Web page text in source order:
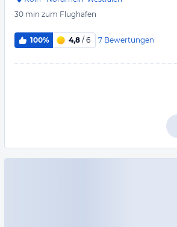
30 min zum Flughafen
100% 4,8 / 6 7 Bewertungen